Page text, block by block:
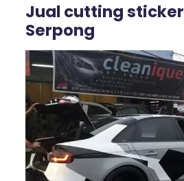
Jual cutting
Serpong